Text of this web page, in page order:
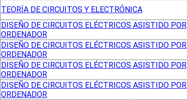
TEORÍA DE CIRCUITOS Y ELECTRÓNICA
DISEÑO DE CIRCUITOS ELÉCTRICOS ASISTIDO POR
ORDENADOR
DISEÑO DE CIRCUITOS ELÉCTRICOS ASISTIDO POR
ORDENADOR
DISEÑO DE CIRCUITOS ELÉCTRICOS ASISTIDO POR
ORDENADOR
DISEÑO DE CIRCUITOS ELÉCTRICOS ASISTIDO POR
ORDENADOR